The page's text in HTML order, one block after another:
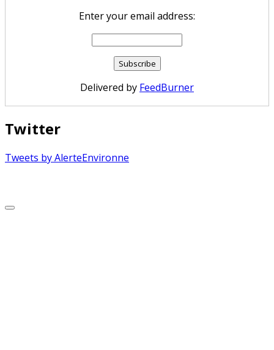
Enter your email address:
Delivered by FeedBurner
Twitter
Tweets by AlerteEnvironne
Scroll